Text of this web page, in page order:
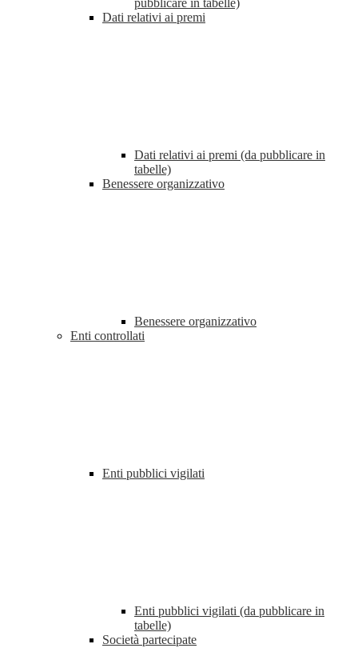
pubblicare in tabelle)
Dati relativi ai premi
Dati relativi ai premi (da pubblicare in
tabelle)
Benessere organizzativo
Benessere organizzativo
Enti controllati
Enti pubblici vigilati
Enti pubblici vigilati (da pubblicare in
tabelle)
Società partecipate